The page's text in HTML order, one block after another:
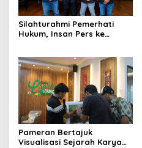
Silahturahmi Pemerhati
Hukum, Insan Pers ke
Dimata Hukum
Pameran Bertajuk
Visualisasi Sejarah Karya